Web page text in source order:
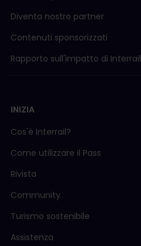
Diventa nostro partner
Contenuti sponsorizzati
Rapporto sull'impatto di Interrail
INIZIA
Cos'è Interrail?
Come utilizzare il Pass
Rivista
Community
Turismo sostenibile
Assistenza